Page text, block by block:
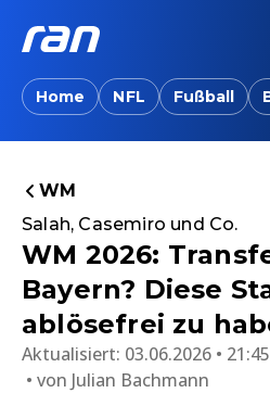
Home NFL Fußball
WM
Salah, Casemiro und Co.
WM 2026:
Bayern? Diese
ablösefrei zu
Aktualisiert: 03.06.2026 •
von Julian Bachmann